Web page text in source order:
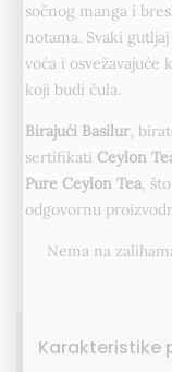
sočnog manga i
notama. Svaki
voća i osvežavajuće
koji budi čula.
Birajući Basilur,
sertifikati Ceylon
Pure Ceylon Tea,
odgovornu
Nema na
Karakteristike